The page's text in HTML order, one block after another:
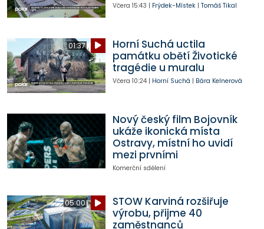
Včera 15:43 | Frýdek-Místek| Tomáš Tikal
01:37
Horní Suchá uctila
památku obětí Životické
tragédie u muralu
Včera 10:24| Horní Suchá | Bára Kelnerová
Nový český film Bojovník
ukáže ikonická místa
Ostravy, místní ho uvidí
mezi prvními
Komerční sdělení
05:00
STOW Karviná rozšiřuje
výrobu, přijme 40
zaměstnanců